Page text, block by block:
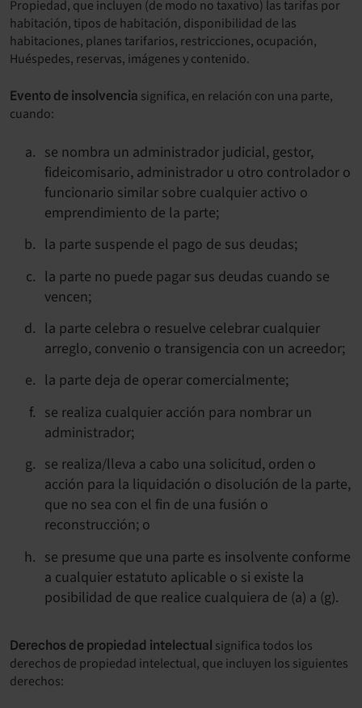
Propiedad, que incluyen (de modo no taxativo) las tarifas por
habitación, tipos de habitación, disponibilidad de las
habitaciones, planes tarifarios, restricciones, ocupación,
Huéspedes, reservas, imágenes y contenido.
Evento de insolvencia significa, en relación con una parte,
cuando:
se nombra un administrador judicial, gestor,
fideicomisario, administrador u otro controlador o
funcionario similar sobre cualquier activo o
emprendimiento de la parte;
la parte suspende el pago de sus deudas;
la parte no puede pagar sus deudas cuando se
vencen;
la parte celebra o resuelve celebrar cualquier
arreglo, convenio o transigencia con un acreedor;
la parte deja de operar comercialmente;
se realiza cualquier acción para nombrar un
administrador;
se realiza/lleva a cabo una solicitud, orden o
acción para la liquidación o disolución de la parte,
que no sea con el fin de una fusión o
reconstrucción; o
se presume que una parte es insolvente conforme
a cualquier estatuto aplicable o si existe la
posibilidad de que realice cualquiera de (a) a (g).
Derechos de propiedad intelectual significa todos los
derechos de propiedad intelectual, que incluyen los siguientes
derechos: